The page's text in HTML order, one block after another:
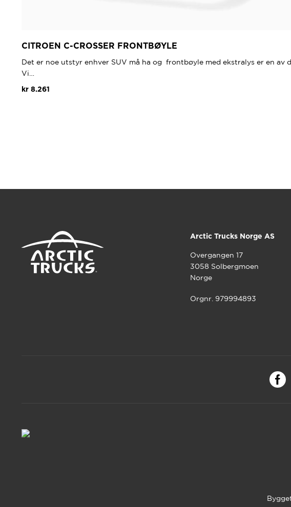
CITROEN C-CROSSER FRONTBØYLE
Det er noe utstyr enhver SUV må ha og frontbøyle med ekstralys er en av
Vi…
kr 8.261
velges
Arctic Trucks Norge AS
Overgangen 17
3058 Solbergmoen
Norge
Orgnr. 979994893